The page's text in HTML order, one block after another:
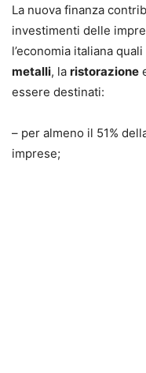
La nuova finanza
investimenti delle
l’economia italiana quali
metalli, la ristorazione
essere destinati:
– per almeno il 51%
imprese;